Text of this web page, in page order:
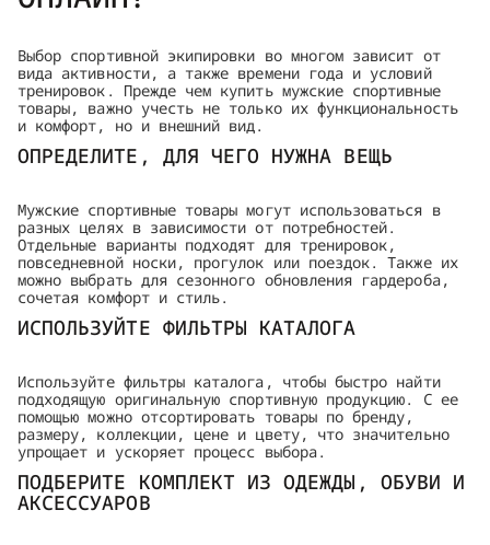
Выбор спортивной экипировки во многом зависит от
вида активности, а также времени года и условий
тренировок. Прежде чем купить мужские спортивные
товары, важно учесть не только их функциональность
и комфорт, но и внешний вид.
ОПРЕДЕЛИТЕ, ДЛЯ ЧЕГО НУЖНА ВЕЩЬ
Мужские спортивные товары могут использоваться в
разных целях в зависимости от потребностей.
Отдельные варианты подходят для тренировок,
повседневной носки, прогулок или поездок. Также их
можно выбрать для сезонного обновления гардероба,
сочетая комфорт и стиль.
ИСПОЛЬЗУЙТЕ ФИЛЬТРЫ КАТАЛОГА
Используйте фильтры каталога, чтобы быстро найти
подходящую оригинальную спортивную продукцию. С ее
помощью можно отсортировать товары по бренду,
размеру, коллекции, цене и цвету, что значительно
упрощает и ускоряет процесс выбора.
ПОДБЕРИТЕ КОМПЛЕКТ ИЗ ОДЕЖДЫ, ОБУВИ И
АКСЕССУАРОВ